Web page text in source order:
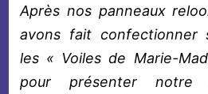
Après nos panneaux
avons fait confectionner
les « Voiles de Marie-
pour présenter notre